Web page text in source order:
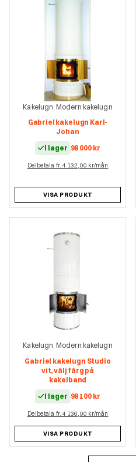
Kakelugn Modern kakelugn
Gabriel kakelugn Karl-
Johan
I lager 98 000 kr
Delbetala fr. 4 132,00 kr/mån
VISA PRODUKT
Kakelugn, Modern kakelugn
Gabriel kakelugn Studio
vit, välj färg på
kakelband
I lager 98 100 kr
Delbetala fr. 4 136,00 kr/mån
VISA PRODUKT